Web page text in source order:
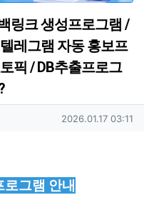
크 생성프로그램 /
레그램 자동 홍보프
픽 / DB추출프로그
작성일
2026.01.17 03:11
그램 안내